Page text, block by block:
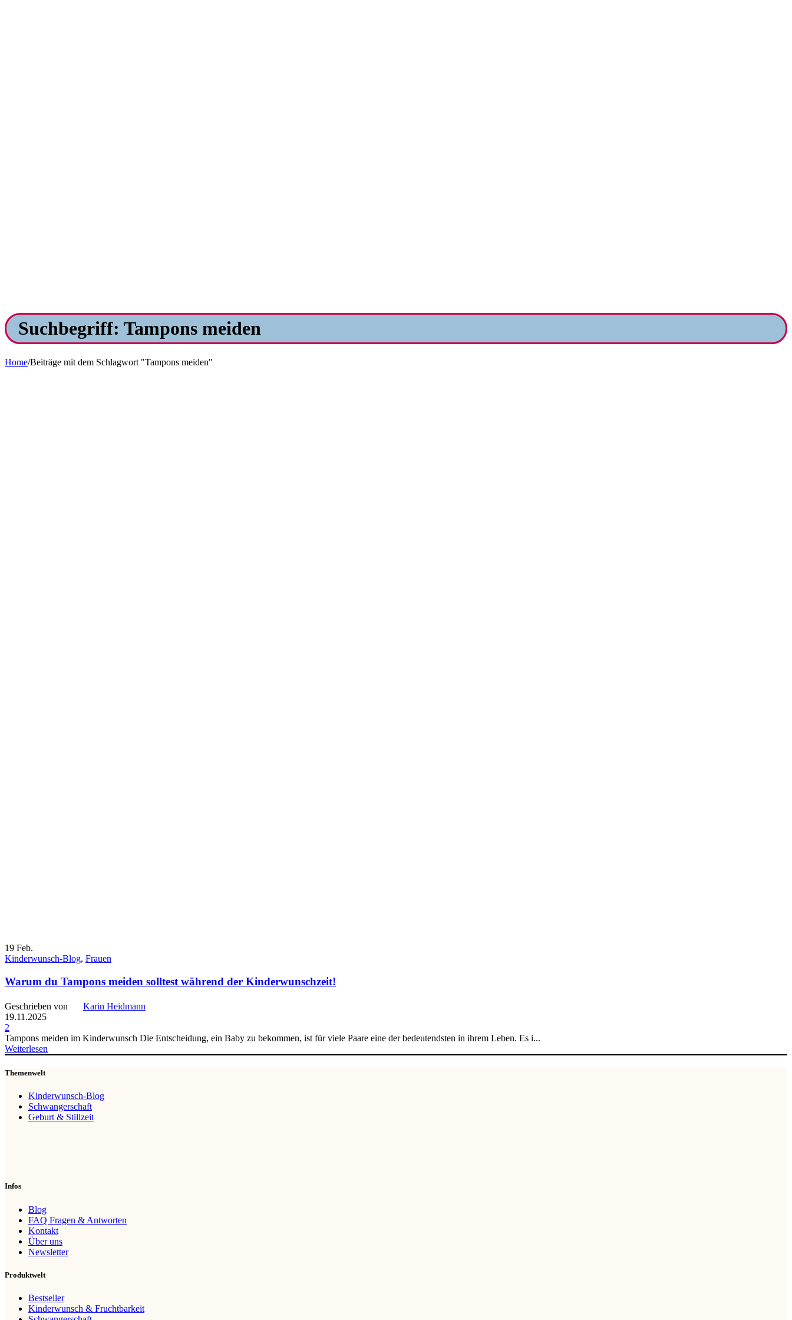
Suchbegriff: Tampons meiden
Home/Beiträge mit dem Schlagwort "Tampons meiden"
19 Feb.
Kinderwunsch-Blog, Frauen
Warum du Tampons meiden solltest während der Kinderwunschzeit!
Geschrieben von
Karin Heidmann
19.11.2025
2
Tampons meiden im Kinderwunsch Die Entscheidung, ein Baby zu bekommen, ist für viele Paare eine der bedeutendsten in ihrem Leben. Es i...
Weiterlesen
Themenwelt
Kinderwunsch-Blog
Schwangerschaft
Geburt & Stillzeit
Infos
Blog
FAQ Fragen & Antworten
Kontakt
Über uns
Newsletter
Produktwelt
Bestseller
Kinderwunsch & Fruchtbarkeit